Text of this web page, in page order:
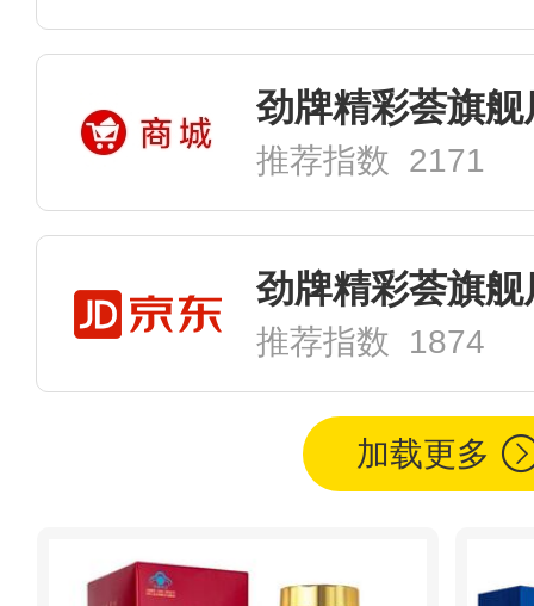
劲牌精彩荟旗舰
推荐指数 2171
劲牌精彩荟旗舰
推荐指数 1874
加载更多